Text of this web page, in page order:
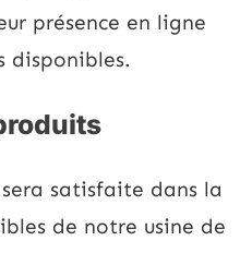
présence en ligne
disponibles.
satisfaite dans la
de notre usine de